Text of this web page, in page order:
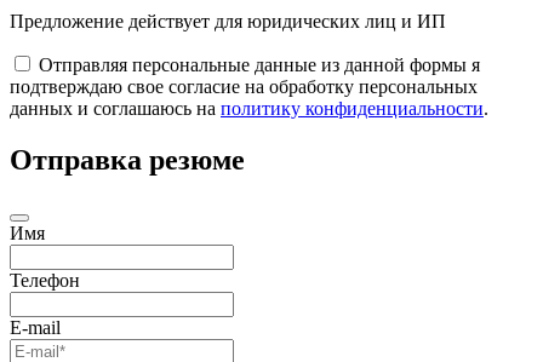
Предложение действует для юридических лиц и ИП
Отправляя персональные данные из данной формы я
подтверждаю свое согласие на обработку персональных
данных и соглашаюсь на политику конфиденциальности.
Отправка резюме
Имя
Телефон
E-mail